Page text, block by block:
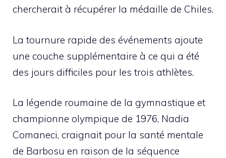
chercherait à récupérer la médaille de Chiles.
La tournure rapide des événements ajoute
une couche supplémentaire à ce qui a été
des jours difficiles pour les trois athlètes.
La légende roumaine de la gymnastique et
championne olympique de 1976, Nadia
Comaneci, craignait pour la santé mentale
de Barbosu en raison de la séquence